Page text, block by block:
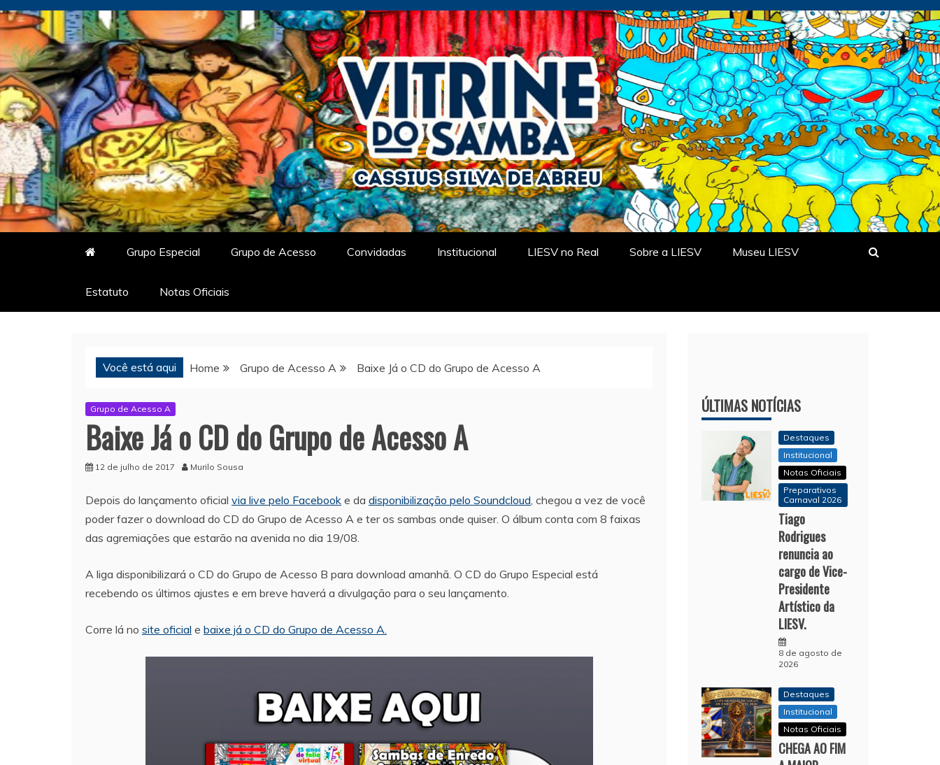
Skip
to
content
Vitrine do Samba
O Portal de Notícias do Carnaval Virtual
Grupo Especial Grupo de Acesso Convidadas Institucional LIESV no Real Sobre a LIESV Museu LIESV
Estatuto Notas Oficiais
Você está aqui Home Grupo de Acesso A Baixe Já o CD do Grupo de Acesso A
Grupo de Acesso A
Baixe Já o CD do Grupo de Acesso A
12 de julho de 2017 Murilo Sousa
Depois do lançamento oficial via live pelo Facebook e da disponibilização pelo Soundcloud , chegou a vez de você
poder fazer o download do CD do Grupo de Acesso A e ter os sambas onde quiser. O álbum conta com 8 faixas
das agremiações que estarão na avenida no dia 19/08.
A liga disponibilizará o CD do Grupo de Acesso B para download amanhã. O CD do Grupo Especial está
recebendo os últimos ajustes e em breve haverá a divulgação para o seu lançamento.
Corre lá no site oficial e baixe já o CD do Grupo de Acesso A.
ÚLTIMAS NOTÍCIAS
Destaques
Institucional
Notas Oficiais
Preparativos
Carnaval 2026
Tiago
Rodrigues
renuncia ao
cargo de Vice-
Presidente
Artístico da
LIESV.
8 de agosto de
2026
Destaques
Institucional
Notas Oficiais
CHEGA AO FIM